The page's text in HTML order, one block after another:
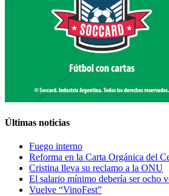
Últimas noticias
Fuego interno
Reforma en la Carta Orgánica del
Cristina lleva su reclamo a la ONU
El salario mínimo debería ser ocho
Vuelve “VinoFest”